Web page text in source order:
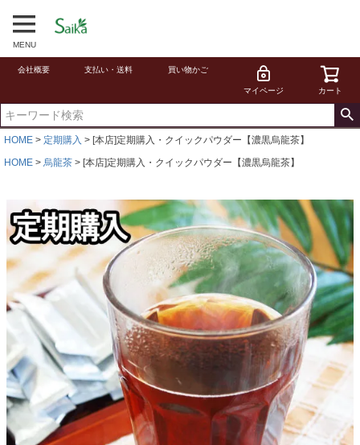
MENU
会社概要 支払い・送料 買い物かご
マイページ カート
HOME 定期購入
[本店]定期購入・クイックパウダー【濃黒烏龍茶】
HOME
烏龍茶 [本店]定期購入・クイックパウダー【濃黒烏龍茶】